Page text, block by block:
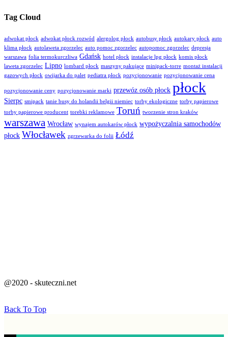
Tag Cloud
adwokat płock adwokat płock rozwód alergolog płock autobusy płock autokary płock auto
klima płock autolaweta zgorzelec auto pomoc zgorzelec autopomoc zgorzelec depresja
warszawa folia termokurczliwa Gdańsk hotel płock instalacje lpg płock komis płock
laweta zgorzelec Lipno lombard płock maszyny pakujące minipack-torre montaż instalacji
gazowych płock owijarka do palet pediatra płock pozycjonowanie pozycjonowanie cena
pozycjonowanie ceny pozycjonowanie marki przewóz osób płock płock
Sierpc smipack tanie busy do holandii belgii niemiec torby ekologiczne torby papierowe
torby papierowe producent torebki reklamowe Toruń tworzenie stron kraków
warszawa Wrocław wynajem autokarów płock wypożyczalnia samochodów
płock Włocławek zgrzewarka do folii Łódź
@2020 - skuteczni.net
Back To Top